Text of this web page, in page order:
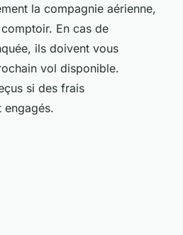
la compagnie aérienne,
En cas de
ils doivent vous
vol disponible.
si des frais
engagés.